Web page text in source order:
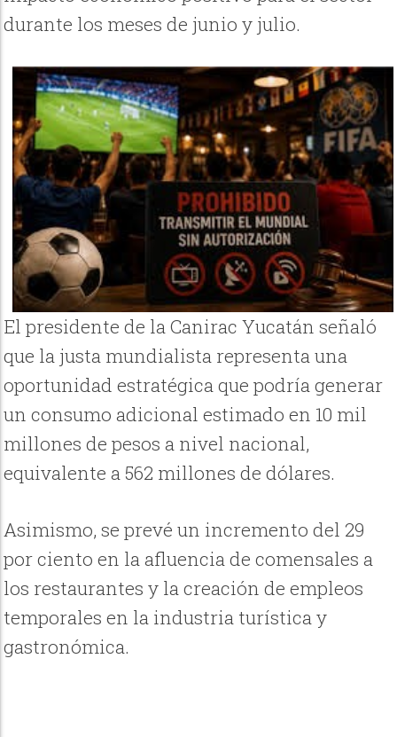
durante los meses de junio y julio.
El presidente de la Canirac Yucatán señaló
que la justa mundialista representa una
oportunidad estratégica que podría generar
un consumo adicional estimado en 10 mil
millones de pesos a nivel nacional,
equivalente a 562 millones de dólares.
Asimismo, se prevé un incremento del 29
por ciento en la afluencia de comensales a
los restaurantes y la creación de empleos
temporales en la industria turística y
gastronómica.